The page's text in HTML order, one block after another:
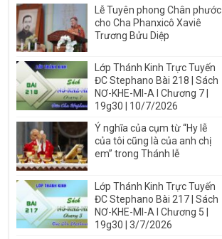
Lễ Tuyên phong Chân phước
cho Cha Phanxicô Xaviê
Trương Bửu Diệp
Lớp Thánh Kinh Trực Tuyến
ĐC Stephano Bài 218 | Sách
NƠ-KHE-MI-A I Chương 7 |
19g30 | 10/7/2026
Ý nghĩa của cụm từ “Hy lễ
của tôi cũng là của anh chị
em” trong Thánh lễ
Lớp Thánh Kinh Trực Tuyến
ĐC Stephano Bài 217 | Sách
NƠ-KHE-MI-A I Chương 5 |
19g30 | 3/7/2026